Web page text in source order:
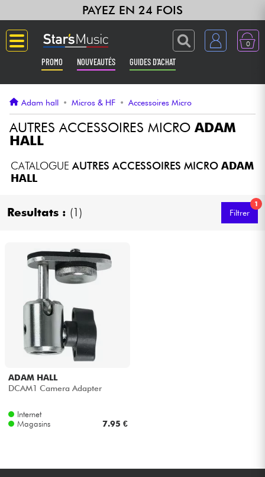
PAYEZ EN 24 FOIS
0
PROMO NOUVEAUTÉS GUIDES D'ACHAT
Guitares & Basses
Synthés & Sampleurs
Home Studio
Casques
Micros & HF
Adam hall • Micros & HF • Accessoires Micro
AUTRES ACCESSOIRES MICRO ADAM
HALL
CATALOGUE AUTRES ACCESSOIRES MICRO ADAM
HALL
Resultats : (1)
1
Filtrer
ADAM HALL
DCAM1 Camera Adapter
Internet
Magasins
7.95 €